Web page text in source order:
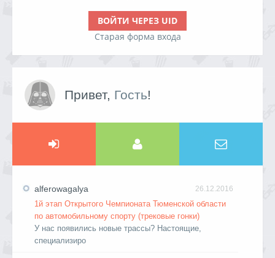
ВОЙТИ ЧЕРЕЗ UID
Старая форма входа
Привет, Гость!
26.12.2016
alferowagalya
1й этап Открытого Чемпионата Тюменской области
по автомобильному спорту (трековые гонки)
У нас появились новые трассы? Настоящие,
специализиро